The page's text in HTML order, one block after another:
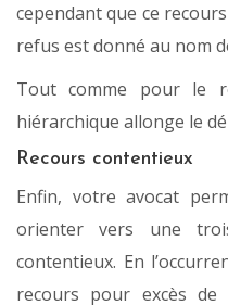
cependant que ce
refus est donné au nom
Tout comme pour le
hiérarchique allonge le
Recours contentieux
Enfin, votre avocat
orienter vers une
contentieux. En
recours pour excès